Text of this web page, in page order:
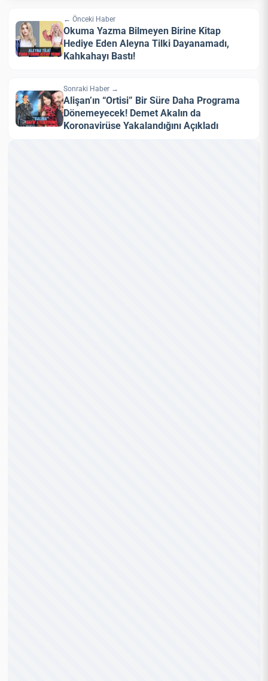
← Önceki Haber
Okuma Yazma Bilmeyen Birine Kitap
Hediye Eden Aleyna Tilki Dayanamadı,
Kahkahayı Bastı!
Sonraki Haber →
Alişan’ın “Ortisi” Bir Süre Daha Programa
Dönemeyecek! Demet Akalın da
Koronavirüse Yakalandığını Açıkladı